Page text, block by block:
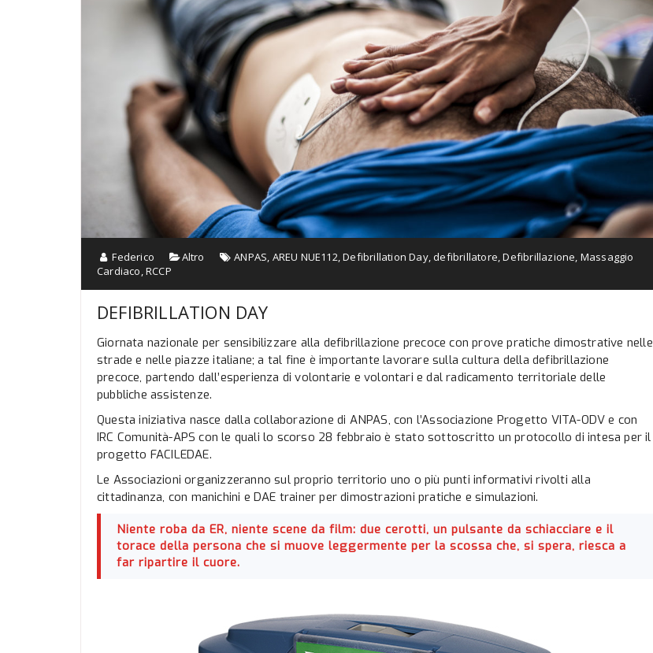
Federico Altro ANPAS, AREU NUE112,Defibrillation Day,defibrillatore,Defibrillazione, Massaggio
Cardiaco,RCCP
DEFIBRILLATION DAY
Giornata nazionale per sensibilizzare alla defibrillazione precoce con prove pratiche dimostrative nelle
strade e nelle piazze italiane; a tal fine è importante lavorare sulla cultura della defibrillazione
precoce, partendo dall’esperienza di volontarie e volontari e dal radicamento territoriale delle
pubbliche assistenze.
Questa iniziativa nasce dalla collaborazione di ANPAS, con l’Associazione Progetto VITA-ODV e con
IRC Comunità-APS con le quali lo scorso 28 febbraio è stato sottoscritto un protocollo di intesa per il
progetto FACILEDAE.
Le Associazioni organizzeranno sul proprio territorio uno o più punti informativi rivolti alla
cittadinanza, con manichini e DAE trainer per dimostrazioni pratiche e simulazioni.
Niente roba da ER, niente scene da film: due cerotti, un pulsante da schiacciare e il
torace della persona che si muove leggermente per la scossa che, si spera, riesca a
far ripartire il cuore.